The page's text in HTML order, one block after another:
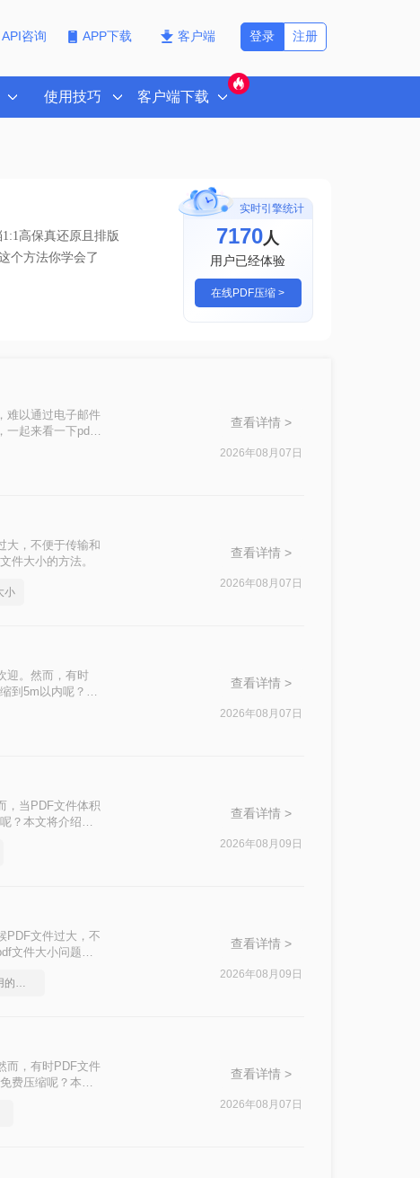
API咨询 APP下载 客户端 注册
登录
使用技巧 客户端下载
高保真还原且排版
个方法你学会了
实时引擎统计
7170人
用户已经体验
在线PDF压缩 >
难以通过电子邮件
一起来看一下pdf
查看详情 >
2026年08月07日
大，不便于传输和
件大小的方法。
小
查看详情 >
2026年08月07日
迎。然而，有时
到5m以内呢？本
查看详情 >
2026年08月07日
，当PDF文件体积
？本文将介绍两
查看详情 >
2026年08月09日
PDF文件过大，不
文件大小问题，
pdf文件能压缩吗，实用的方法来了
查看详情 >
2026年08月09日
而，有时PDF文件
费压缩呢？本文
查看详情 >
2026年08月07日